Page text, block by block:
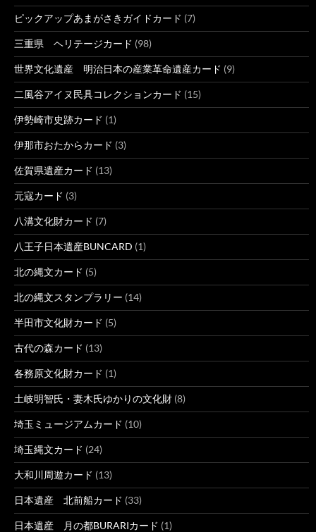
ピックアップあまがさきガイドカード (7)
三重県 ヘリテージカード (98)
世界文化遺産 明治日本の産業革命遺産カード (9)
二風谷アイヌ民具コレクションカード (15)
伊勢崎市史跡カード (1)
伊那市おたからカード (3)
佐賀県遺産カード (13)
元寇カード (3)
八溝文化財カード (7)
八王子日本遺産BUNCARD (1)
北の縄文カード (5)
北の縄文スタンプラリー (14)
半田市文化財カード (5)
古代の森カード (13)
各務原文化財カード (1)
土岐明智氏・妻木氏ゆかりの文化財 (8)
埼玉ミュージアムカード (10)
埼玉縄文カード (24)
大和川周遊カード (13)
日本遺産 北前船カード (33)
日本遺産 月の都BURARIカード (1)